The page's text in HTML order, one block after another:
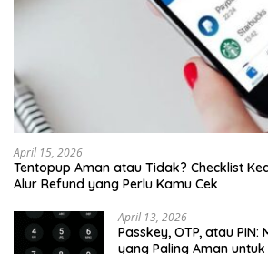
April 15, 2026
Tentopup Aman atau Tidak? Checklist
Alur Refund yang Perlu Kamu Cek
April 13, 2026
Passkey, OTP, atau
yang Paling Aman untuk